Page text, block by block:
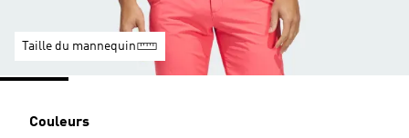
Taille du mannequin
Couleurs